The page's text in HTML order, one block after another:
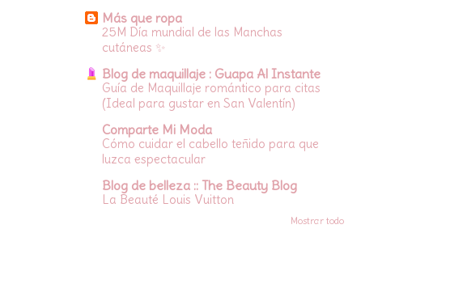
Más que ropa
25M Día mundial de las Manchas
cutáneas ✨
Blog de maquillaje : Guapa Al Instante
Guía de Maquillaje romántico para citas
(Ideal para gustar en San Valentín)
Comparte Mi Moda
Cómo cuidar el cabello teñido para que
luzca espectacular
Blog de belleza :: The Beauty Blog
La Beauté Louis Vuitton
Mostrar todo